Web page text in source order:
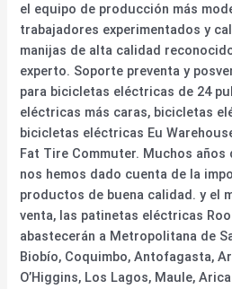
el equipo de producción más
trabajadores experimentados y
manijas de alta calidad
experto. Soporte preventa y
para bicicletas eléctricas de 24
eléctricas más caras, bicicletas
bicicletas eléctricas Eu
Fat Tire Commuter. Muchos años
nos hemos dado cuenta de la
productos de buena calidad. y el
venta, las patinetas eléctricas
abastecerán a Metropolitana de
Biobío, Coquimbo, Antofagasta,
O’Higgins, Los Lagos, Maule,